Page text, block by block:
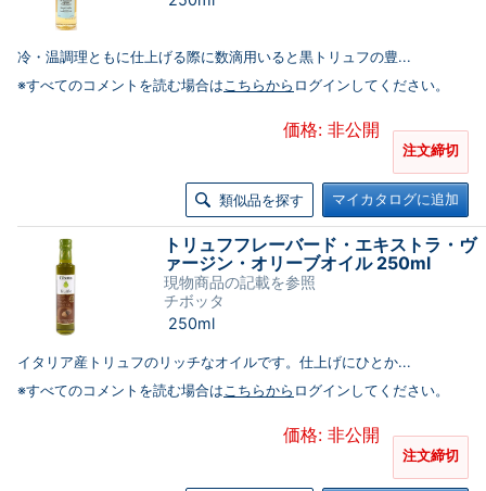
冷・温調理ともに仕上げる際に数滴用いると黒トリュフの豊...
※すべてのコメントを読む場合はこちらから ログインしてください。
価格: 非公開
注文締切
類似品を探す マイカタログに追加
トリュフフレーバード・エキストラ・ヴ
ァージン・オリーブオイル 250ml
現物商品の記載を参照
チボッタ
250ml
イタリア産トリュフのリッチなオイルです。仕上げにひとか...
※すべてのコメントを読む場合はこちらから ログインしてください。
価格: 非公開
注文締切